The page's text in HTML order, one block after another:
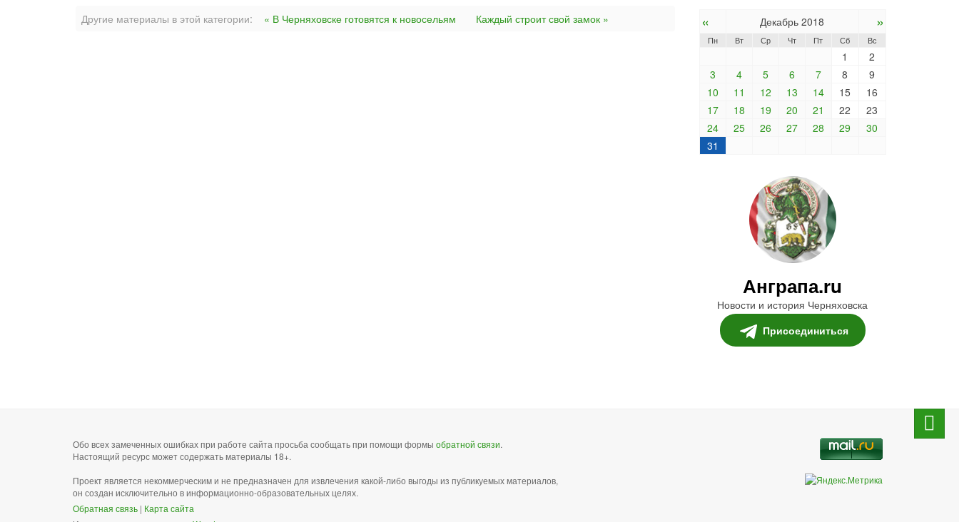
Другие материалы в этой категории: « В Черняховске готовятся к новосельям Каждый строит свой замок » « Декабрь 2018 »
Пн Вт Ср Чт Пт Сб Вс
1
2
3
4 5 6 7 8
9
10
11 12 13 14 15
16
17
18 19 20 21 22
23
24
25 26 27 28 29
30
31
Анграпа.ru
Новости и история Черняховска
Присоединиться
Обо всех замеченных ошибках при работе сайта просьба сообщать при помощи формы обратной связи.
Настоящий ресурс может содержать материалы 18+.
Проект является некоммерческим и не предназначен для извлечения какой-либо выгоды из публикуемых материалов,
он создан исключительно в информационно-образовательных целях.
Обратная связь | Карта сайта